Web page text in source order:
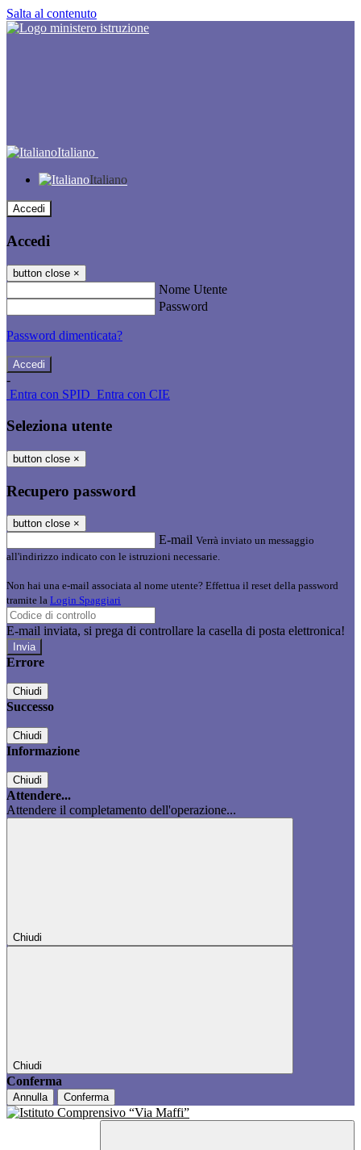
Salta al contenuto
Italiano
Italiano
Accedi
Accedi
button close ×
Nome Utente
Password
Password dimenticata?
-
Entra con SPID Entra con CIE
Seleziona utente
button close ×
Recupero password
button close ×
E-mail Verrà inviato un messaggio
all'indirizzo indicato con le istruzioni necessarie.
Non hai una e-mail associata al nome utente? Effettua il reset della password
tramite la Login Spaggiari
E-mail inviata, si prega di controllare la casella di posta elettronica!
Errore
Chiudi
Successo
Chiudi
Informazione
Chiudi
Attendere...
Attendere il completamento dell'operazione...
Chiudi
Chiudi
Conferma
Annulla Conferma